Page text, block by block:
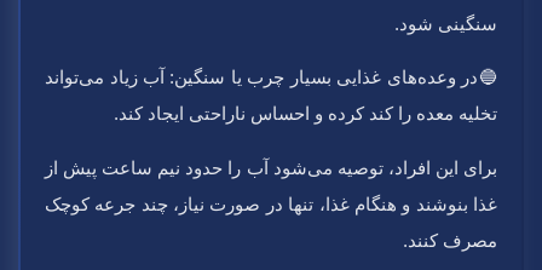
سنگینی شود.
🔵در وعده‌های غذایی بسیار چرب یا سنگین: آب زیاد می‌تواند
تخلیه معده را کند کرده و احساس ناراحتی ایجاد کند.
برای این افراد، توصیه می‌شود آب را حدود نیم ساعت پیش از
غذا بنوشند و هنگام غذا، تنها در صورت نیاز، چند جرعه کوچک
مصرف کنند.